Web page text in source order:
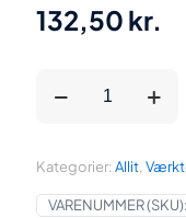
132,50 kr.
sortimentskasse
antal
VARENUMMER (SKU):
Kategorier:Allit,